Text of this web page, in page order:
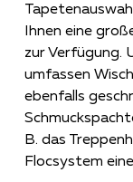
Ihnen eine
zur Verfügung.
umfassen
ebenfalls
B. das
Flocsystem